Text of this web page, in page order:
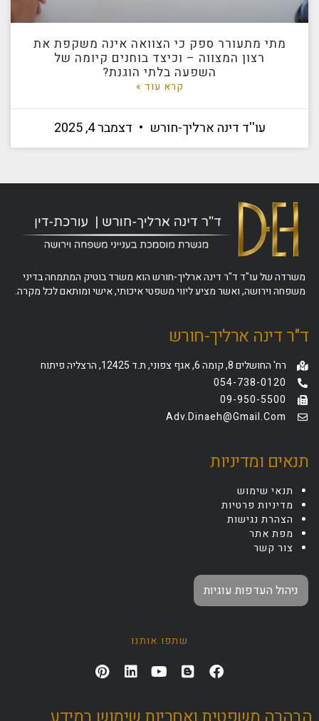
מתי מתעורר ספק כי הצוואה אינה משקפת את
רצון המצווה – וכיצד בוחנים קיומה של
השפעה בלתי הוגנת?
קרא עוד »
עו''ד דינה ארליך-חורש דצמבר 4, 2025
משרדה של עו"ד ד"ר דינה ארליך-חורש הוא משרד בוטיק המתמחה בדיני
משפחה וירושה, ואשר מציע ליווי משפטי איכותי, אישי ומותאם לכל מקרה.
ד"ר דינה ארליך-חורש
רח' החושלים 8, קומה 6, אגף צפוני, ת.ד 12425, הרצליה פיתוח
054-738-0120
09-950-5500
Adv.dinaeh@gmail.com
תנאים ומדיניות
תנאי שימוש
מדיניות פרטיות
הצהרת נגישות
מפת אתר
צור קשר
ניהול העדפות עוגיות
שתפו אותנו